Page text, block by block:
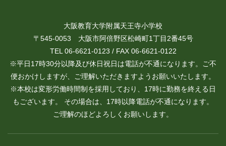
大阪教育大学附属天王寺小学校
〒545-0053 大阪市阿倍野区松崎町1丁目2番45号
TEL 06-6621-0123 / FAX 06-6621-0122
※平日17時30分以降及び休日祝日は電話が不通になります。ご不
便おかけしますが、ご理解いただきますようお願いいたします。
※本校は変形労働時間制を採用しており、17時に勤務を終える日
もございます。 その場合は、17時以降電話が不通になります。
ご理解のほどよろしくお願いします。